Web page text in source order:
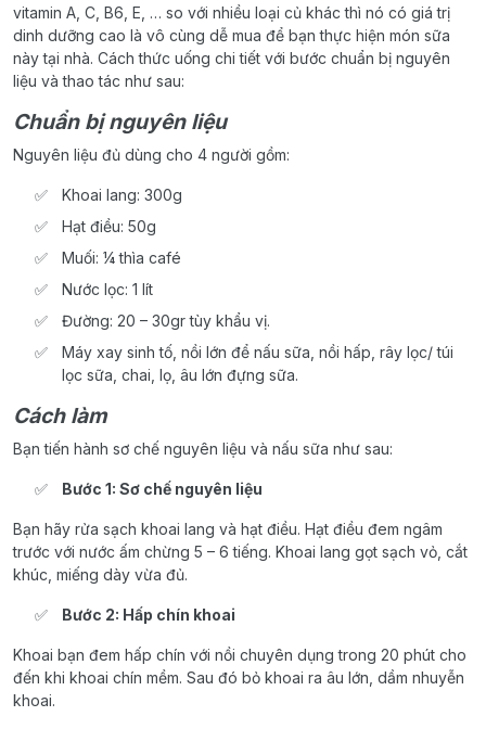
vitamin A, C, B6, E, … so với nhiều loại củ khác thì nó có giá trị
dinh dưỡng cao là vô cùng dễ mua để bạn thực hiện món sữa
này tại nhà. Cách thức uống chi tiết với bước chuẩn bị nguyên
liệu và thao tác như sau:
Chuẩn bị nguyên liệu
Nguyên liệu đủ dùng cho 4 người gồm:
Khoai lang: 300g
Hạt điều: 50g
Muối: ¼ thìa café
Nước lọc: 1 lít
Đường: 20 – 30gr tùy khẩu vị.
Máy xay sinh tố, nồi lớn để nấu sữa, nồi hấp, rây lọc/ túi
lọc sữa, chai, lọ, âu lớn đựng sữa.
Cách làm
Bạn tiến hành sơ chế nguyên liệu và nấu sữa như sau:
Bước 1: Sơ chế nguyên liệu
Bạn hãy rửa sạch khoai lang và hạt điều. Hạt điều đem ngâm
trước với nước ấm chừng 5 – 6 tiếng. Khoai lang gọt sạch vỏ, cắt
khúc, miếng dày vừa đủ.
Bước 2: Hấp chín khoai
Khoai bạn đem hấp chín với nồi chuyên dụng trong 20 phút cho
đến khi khoai chín mềm. Sau đó bỏ khoai ra âu lớn, dầm nhuyễn
khoai.